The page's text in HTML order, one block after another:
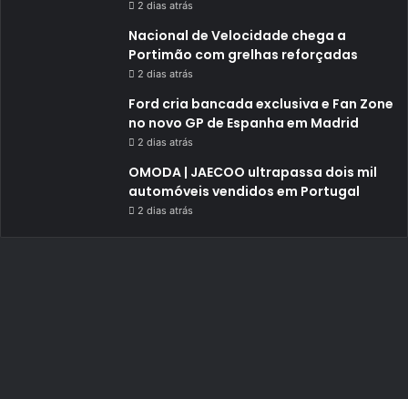
2 dias atrás
Nacional de Velocidade chega a
Portimão com grelhas reforçadas
2 dias atrás
Ford cria bancada exclusiva e Fan Zone
no novo GP de Espanha em Madrid
2 dias atrás
OMODA | JAECOO ultrapassa dois mil
automóveis vendidos em Portugal
2 dias atrás